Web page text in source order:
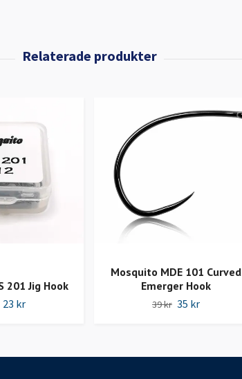
201 Jig Hook
23 kr
Mosquito MDE 101 Curved
Emerger Hook
39 kr 35 kr